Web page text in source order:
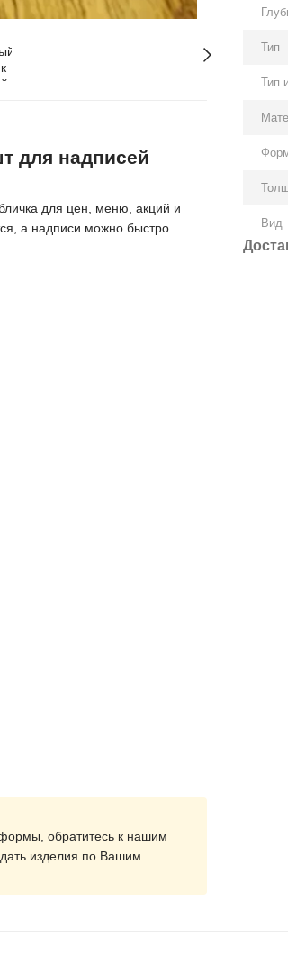
для надписей
для цен, меню, акций и
а надписи можно быстро
обратитесь к нашим
изделия по Вашим
Тип
Тип
Вид